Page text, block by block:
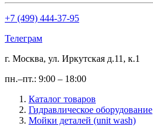
+7 (499) 444-37-95
Телеграм
г. Москва, ул. Иркутская д.11, к.1
пн.–пт.: 9:00 – 18:00
Каталог товаров
Гидравлическое оборудование
Мойки деталей (unit wash)